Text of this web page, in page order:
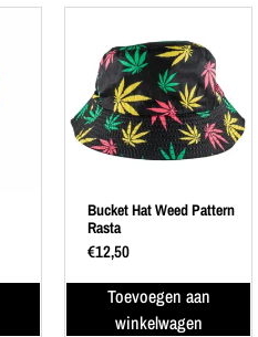
Bucket Hat Weed Pattern
Rasta
€12,50
Toevoegen aan
winkelwagen